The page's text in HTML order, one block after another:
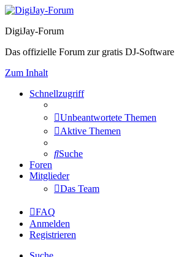
DigiJay-Forum
Das offizielle Forum zur gratis DJ-Software
Zum Inhalt
Schnellzugriff
Unbeantwortete Themen
Aktive Themen
Suche
Foren
Mitglieder
Das Team
FAQ
Anmelden
Registrieren